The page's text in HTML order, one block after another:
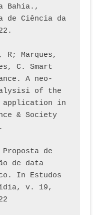
Bahia.,
de Ciência da
R; Marques,
C. Smart
A neo-
of the
application in
& Society
de
de data
In Estudos
v. 19,